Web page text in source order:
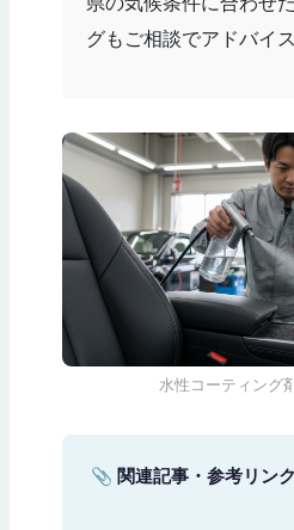
グもご相談でアドバイス
水性コーティング
📎 関連記事・参考リンク